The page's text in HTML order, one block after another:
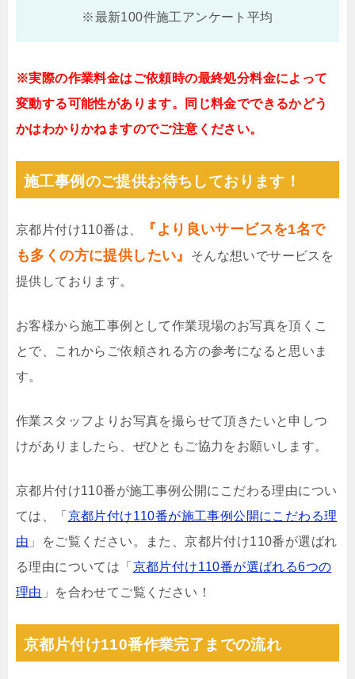
※最新100件施工アンケート平均
※実際の作業料金はご依頼時の最終処分料金によって
変動する可能性があります。同じ料金でできるかどう
かはわかりかねますのでご注意ください。
施工事例のご提供お待ちしております！
京都片付け110番は、
『より良いサービスを1名で
も多くの方に提供したい』
そんな想いでサービスを
提供しております。
お客様から施工事例として作業現場のお写真を頂くこ
とで、これからご依頼される方の参考になると思いま
す。
作業スタッフよりお写真を撮らせて頂きたいと申しつ
けがありましたら、ぜひともご協力をお願いします。
京都片付け110番が施工事例公開にこだわる理由につい
ては、「 京都片付け110番が施工事例公開にこだわる理
由 」をご覧ください。また、京都片付け110番が選ばれ
る理由については「 京都片付け110番が選ばれる6つの
理由 」を合わせてご覧ください！
京都片付け110番作業完了までの流れ